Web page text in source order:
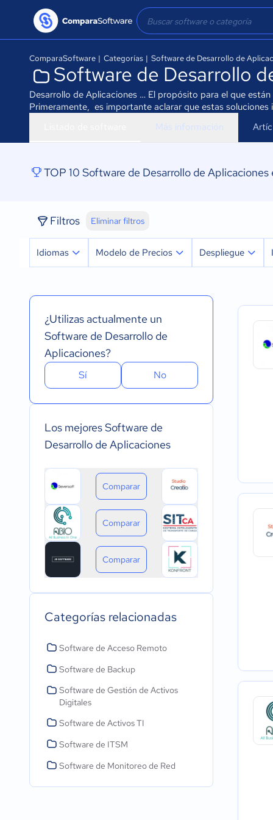
ComparaSoftware | Categorías | Software de Desarrollo de
Software de Desarrollo
Desarrollo de Aplicaciones … El propósito para el que
Primeramente, es importante aclarar que estas
Más información
TOP 10 Software de Desarrollo de Aplicaciones
Filtros Eliminar filtros
Idiomas Modelo de Precios
Pago anual
Pago de única vez
Despliegue
Instalado - Mac
Instalado - Linux
Dispositivo
¿Utilizas actualmente un
Software de Desarrollo de
Aplicaciones?
Sí No
Los mejores Software de
Desarrollo de Aplicaciones
Comparar
Comparar
Comparar
Categorías relacionadas
Software de Acceso Remoto
Software de Backup
Software de Gestión de Activos
Digitales
Software de Activos TI
Software de ITSM
Software de Monitoreo de Red